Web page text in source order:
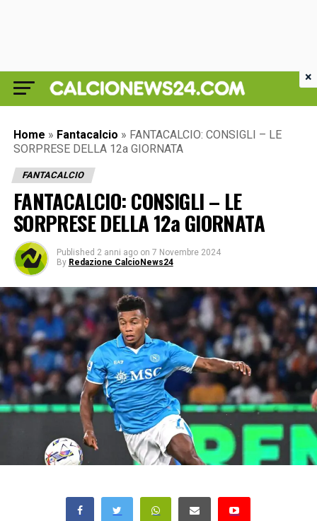
Home » Fantacalcio » FANTACALCIO: CONSIGLI – LE
SORPRESE DELLA 12a GIORNATA
FANTACALCIO
FANTACALCIO: CONSIGLI – LE
SORPRESE DELLA 12a GIORNATA
Published 2 anni ago on 7 Novembre 2024
By Redazione CalcioNews24
×